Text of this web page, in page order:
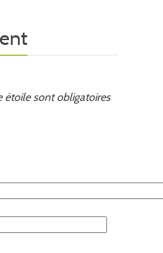
étoile sont obligatoires